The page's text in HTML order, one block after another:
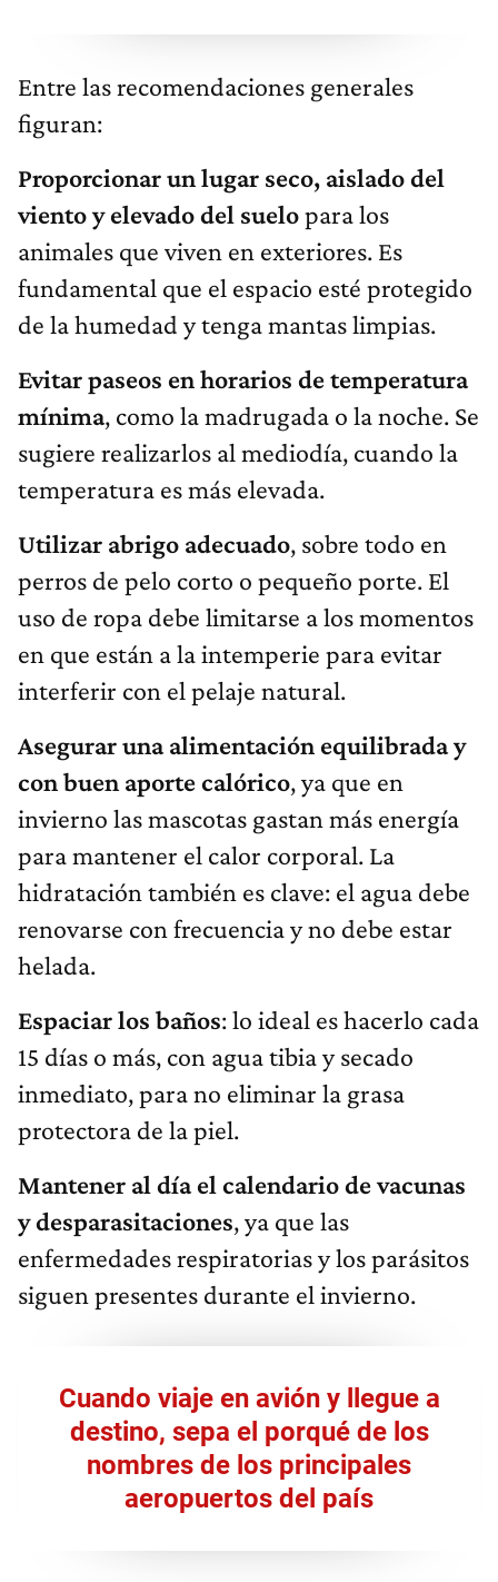
Entre las recomendaciones generales
figuran:
Proporcionar un lugar seco, aislado del
viento y elevado del suelopara los
animales que viven en exteriores. Es
fundamental que el espacio esté protegido
de la humedad y tenga mantas limpias.
Evitar paseos en horarios de temperatura
mínima, como la madrugada o la noche. Se
sugiere realizarlos al mediodía, cuando la
temperatura es más elevada.
Utilizar abrigo adecuado, sobre todo en
perros de pelo corto o pequeño porte. El
uso de ropa debe limitarse a los momentos
en que están a la intemperie para evitar
interferir con el pelaje natural.
Asegurar una alimentación equilibrada y
con buen aporte calórico, ya que en
invierno las mascotas gastan más energía
para mantener el calor corporal. La
hidratación también es clave: el agua debe
renovarse con frecuencia y no debe estar
helada.
Espaciar los baños: lo ideal es hacerlo cada
15 días o más, con agua tibia y secado
inmediato, para no eliminar la grasa
protectora de la piel.
Mantener al día el calendario de vacunas
y desparasitaciones, ya que las
enfermedades respiratorias y los parásitos
siguen presentes durante el invierno.
Cuando viaje en avión y llegue a
destino, sepa el porqué de los
nombres de los principales
aeropuertos del país